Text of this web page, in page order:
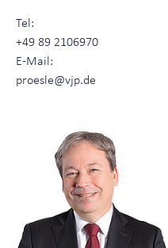
Tel:
+49 89 2106970
E-Mail:
proesle@vjp.de